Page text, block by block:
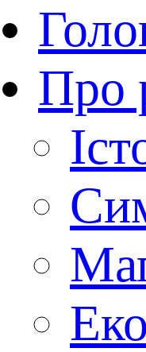
Про